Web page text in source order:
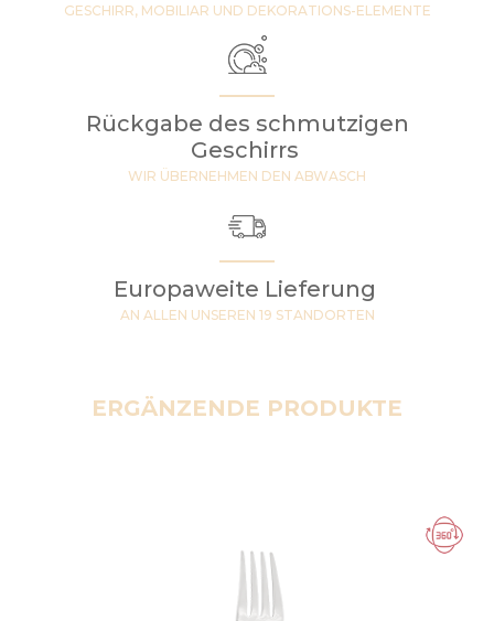
GESCHIRR, MOBILIAR UND DEKORATIONS-ELEMENTE
Rückgabe des schmutzigen
Geschirrs
WIR ÜBERNEHMEN DEN ABWASCH
Europaweite Lieferung
AN ALLEN UNSEREN 19 STANDORTEN
ERGÄNZENDE PRODUKTE